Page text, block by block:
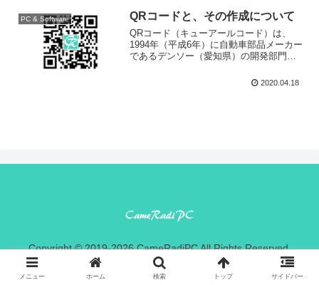
ラ自体にはオ...
PC & Software QRコードと、その作成について
QRコード（キューアールコード）は、
1994年（平成6年）に自動車部品メーカー
であるデンソー（愛知県）の開発部門
明したマトリックス型二次元コードであ
2020.04.18
Copyright © 2019-2026 CameRadiPC All Rights Reserved.
メニュー ホーム 検索 トップ サイドバー